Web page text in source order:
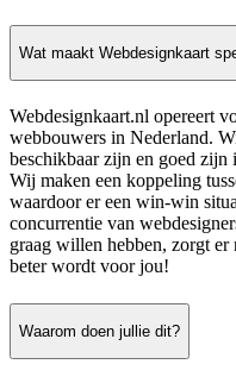
Wat maakt Webdesignkaart
Webdesignkaart.nl opereert
webbouwers in Nederland.
beschikbaar zijn en goed
Wij maken een koppeling
waardoor er een win-win
concurrentie van
graag willen hebben, zorgt
beter wordt voor jou!
Waarom doen jullie dit?